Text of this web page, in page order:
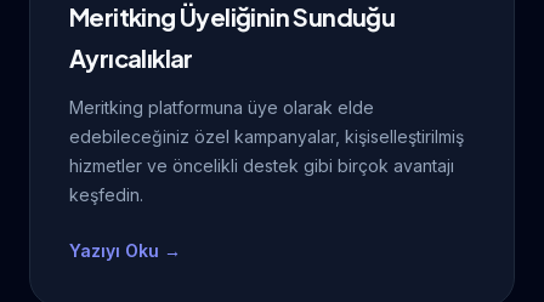
Meritking Üyeliğinin Sunduğu
Ayrıcalıklar
Meritking platformuna üye olarak elde
edebileceğiniz özel kampanyalar, kişiselleştirilmiş
hizmetler ve öncelikli destek gibi birçok avantajı
keşfedin.
Yazıyı Oku →